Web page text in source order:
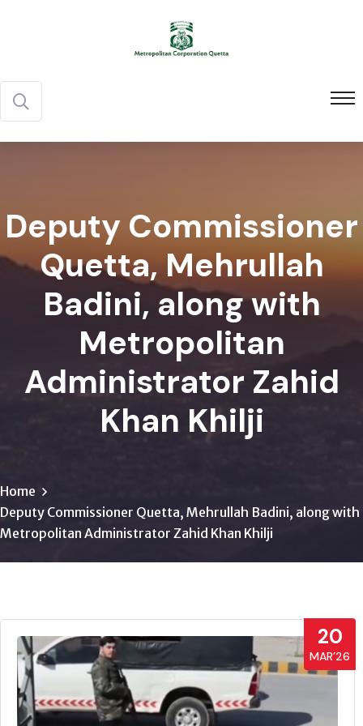
Deputy Commissioner
Quetta, Mehrullah
Badini, along with
Metropolitan
Administrator Zahid
Khan Khilji
Home
Deputy Commissioner Quetta, Mehrullah Badini, along with
Metropolitan Administrator Zahid Khan Khilji
20
MAR’26